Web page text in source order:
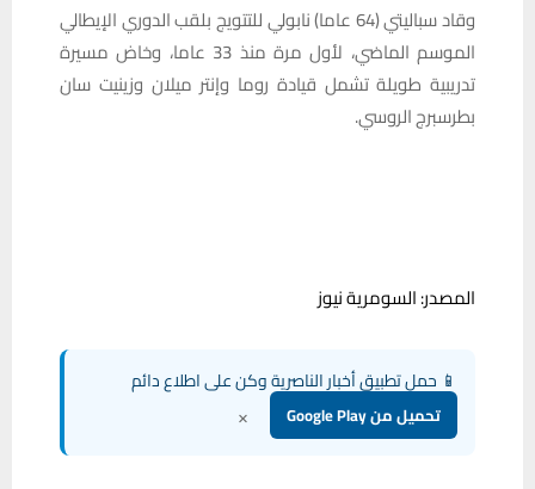
وقاد سباليتي (64 عاما) نابولي للتتويج بلقب الدوري الإيطالي
الموسم الماضي، لأول مرة منذ 33 عاما، وخاض مسيرة
تدريبية طويلة تشمل قيادة روما وإنتر ميلان وزينيت سان
بطرسبرج الروسي.
المصدر: السومرية نيوز
📱 حمل تطبيق أخبار الناصرية وكن على اطلاع دائم
تحميل من Google Play ×